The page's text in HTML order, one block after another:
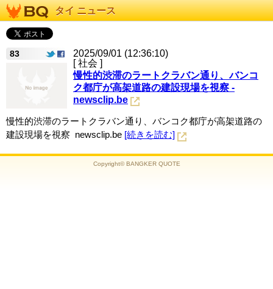
タイ ニュース
83
2025/09/01 (12:36:10)
[ 社会 ]
慢性的渋滞のラートクラバン通り、バンコ
ク都庁が高架道路の建設現場を視察 -
newsclip.be
慢性的渋滞のラートクラバン通り、バンコク都庁が高架道路の
建設現場を視察 newsclip.be [続きを読む]
Copyright© BANGKER QUOTE